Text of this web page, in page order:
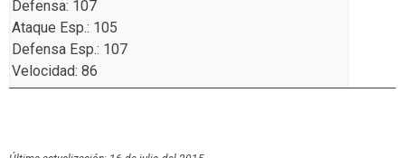
Defensa: 107
Ataque Esp.: 105
Defensa Esp.: 107
Velocidad: 86